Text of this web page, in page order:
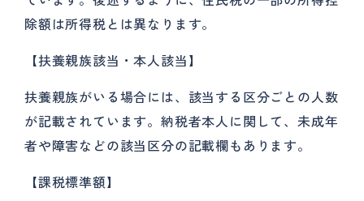
除額は所得税とは異なります。
【扶養親族該当・本人該当】
扶養親族がいる場合には、該当する区分ごとの人数
が記載されています。納税者本人に関して、未成年
者や障害などの該当区分の記載欄もあります。
【課税標準額】